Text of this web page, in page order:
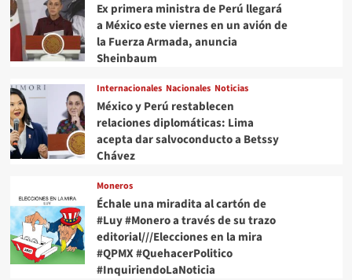
Ex primera ministra de Perú llegará
a México este viernes en un avión de
la Fuerza Armada, anuncia
Sheinbaum
Internacionales Nacionales Noticias
México y Perú restablecen
relaciones diplomáticas: Lima
acepta dar salvoconducto a Betssy
Chávez
Moneros
Échale una miradita al cartón de
#Luy #Monero a través de su trazo
editorial///Elecciones en la mira
#QPMX #QuehacerPolitico
#InquiriendoLaNoticia